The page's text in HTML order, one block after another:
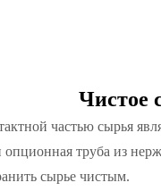
Чистое
частью сырья
опционная труба из
сырье чистым.